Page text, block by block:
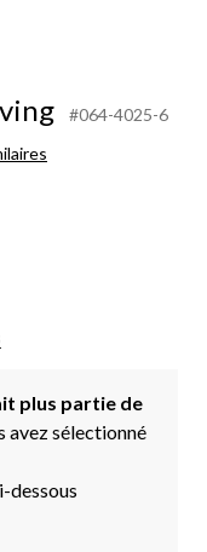
#064-4025-6
plus partie de
avez sélectionné
dessous